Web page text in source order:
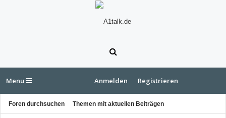
Menu
Foren durchsuchen Themen mit aktuellen Beiträgen
Anmelden Registrieren